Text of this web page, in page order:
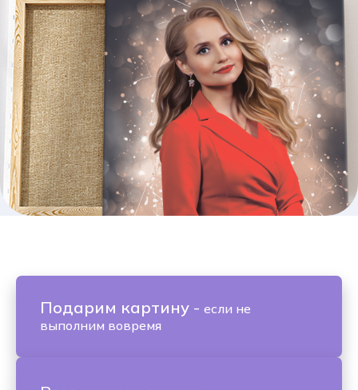
Подарим картину - если не
выполним вовремя